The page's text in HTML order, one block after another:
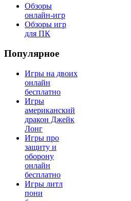
Обзоры
онлайн-игр
Обзоры игр
для ПК
Популярное
Игры на двоих
онлайн
бесплатно
Игры
американский
дракон Джейк
Лонг
Игры про
защиту и
оборону
онлайн
бесплатно
Игры литл
пони